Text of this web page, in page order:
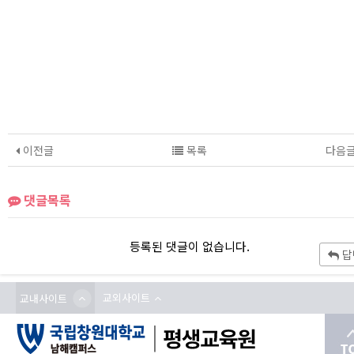
이전글 다음
목록
댓글목록
등록된 댓글이 없습니다.
교외사이트